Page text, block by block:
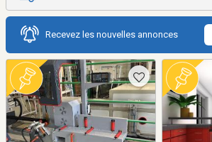
Recevez les nouvelles annonces